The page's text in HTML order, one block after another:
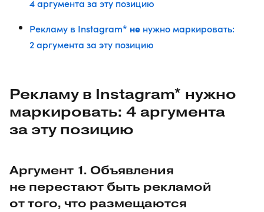
4 аргумента за эту позицию
Рекламу в Instagram* не нужно маркировать:
2 аргумента за эту позицию
Рекламу в Instagram* нужно
маркировать: 4 аргумента
за эту позицию
Аргумент 1. Объявления
не перестают быть рекламой
от того, что размещаются